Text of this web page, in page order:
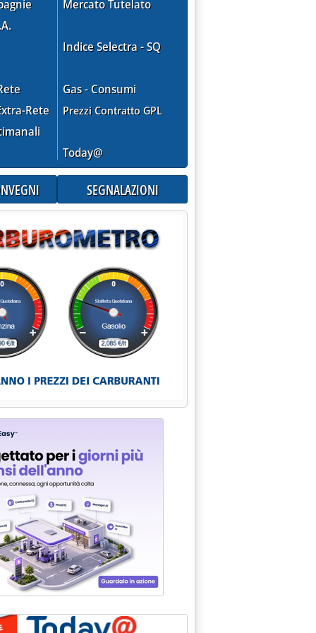
Rete
Mercato Tutelato
Indice Selectra - SQ
Gas - Consumi
Prezzi Contratto GPL
Today@
SEGNALAZIONI